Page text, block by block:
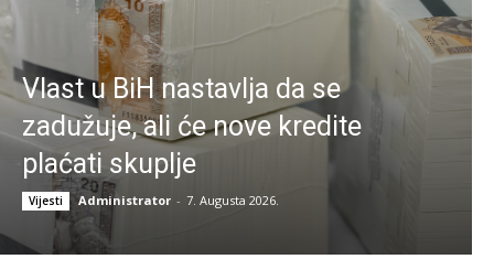
Vlast u BiH nastavlja da se
zadužuje, ali će nove kredite
plaćati skuplje
Vijesti Administrator - 7. Augusta 2026.